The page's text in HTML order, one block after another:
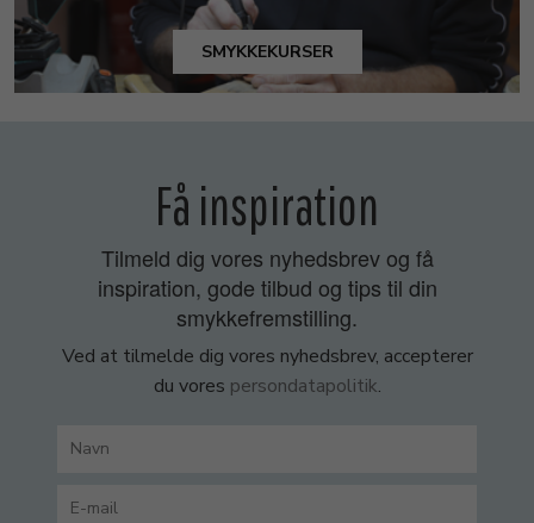
SMYKKEKURSER
Få inspiration
Tilmeld dig vores nyhedsbrev og få
inspiration, gode tilbud og tips til din
smykkefremstilling.
Ved at tilmelde dig vores nyhedsbrev, accepterer
du vores persondatapolitik.